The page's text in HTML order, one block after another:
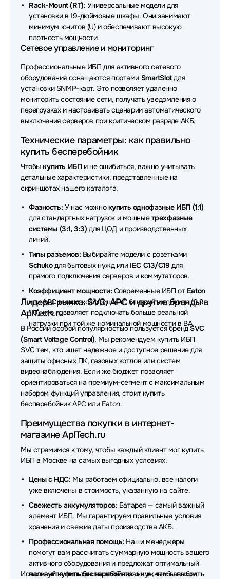
Источники бесперебойного питания (ИБП - UPS)
ADC
Источники бесперебойного питания (ИБП - UPS)
Источники бесперебойного питания (ИБП - UPS)
Borri
Источники бесперебойного питания (ИБП - UPS)
Delta Battery
Источники бесперебойного питания (ИБП - UPS) 2E
Источники бесперебойного питания (ИБП - UPS)
VOLTA
Источники бесперебойного питания (ИБП - UPS)
Источники бесперебойного питания (ИБП - UPS)
Schneider Electric
Источники бесперебойного питания (ИБП - UPS)
Sven
Источники бесперебойного питания (ИБП - UPS)
Источники бесперебойного питания (ИБП - UPS)
CBR
Источники бесперебойного питания (ИБП - UPS)
Tripp-Lite
Источники бесперебойного питания (ИБП - UPS)
Hikvision
Источники бесперебойного питания (ИБП - UPS)
ABB
Источники бесперебойного питания (ИБП - UPS)
Crusader
Источники бесперебойного питания (ИБП - UPS)
HPE
Источники бесперебойного питания (ИБП - UPS)
Источники бесперебойного питания (ИБП - UPS)
Irbis
Источники бесперебойного питания (ИБП - UPS)
HIDEN EXPERT
Rack-Mount (RT): Универсальные модели для
установки в 19-дюймовые шкафы. Они занимают
минимум юнитов (U) и обеспечивают высокую
плотность мощности.
Сетевое управление и мониторинг
Профессиональные ИБП для активного сетевого
оборудования оснащаются портами SmartSlotдля
установки SNMP-карт. Это позволяет удаленно
мониторить состояние сети, получать уведомления о
перегрузках и настраивать сценарии автоматического
выключения серверов при критическом разряде АКБ.
Технические параметры: как правильно
купить бесперебойник
Чтобыкупить ИБПи не ошибиться, важно учитывать
детальные характеристики, представленные на
скриншотах нашего каталога:
Фазность: У нас можнокупить однофазные ИБП (1:1)
для стандартных нагрузок и мощныетрехфазные
системы (3:1, 3:3) для ЦОД и производственных
линий.
Типы разъемов: Выбирайте модели с розетками
Schukoдля бытовых нужд или IEC C13/C19 для
прямого подключения серверов и коммутаторов.
Коэффициент мощности: Современные ИБП от Eaton
илиAPCимеют коэффициент, близкий к единице (0.9–
1.0), что позволяет подключать больше реальной
нагрузки при той же номинальной мощности в ВА.
Лидеры рынка: SVC, APC и другие бренды в
AplTech.ru
В России особой популярностью пользуется брендSVC
(Smart Voltage Control). Мы рекомендуем купить ИБП
SVC тем, кто ищет надежное и доступное решение для
защиты офисных ПК, газовых котлов илисистем
видеонаблюдения. Если же бюджет позволяет
ориентироваться на премиум-сегмент с максимальным
набором функций управления, стоит купить
бесперебойник APC или Eaton.
Преимущества покупки в интернет-
магазине AplTech.ru
Мы стремимся к тому, чтобы каждый клиент мог купить
ИБП в Москве на самых выгодных условиях:
Цены с НДС: Мы работаем официально, все налоги
уже включены в стоимость, указанную на сайте.
Свежесть аккумуляторов: Батарея — самый важный
элемент ИБП. Мы гарантируем правильные условия
хранения и свежие даты производства АКБ.
Профессиональная помощь: Наши менеджеры
помогут вам рассчитать суммарную мощность вашего
активного оборудования и предложат оптимальный
варианткупить бесперебойникс нужным запасом
Используйте фильтры на этой странице, чтобы выбрать